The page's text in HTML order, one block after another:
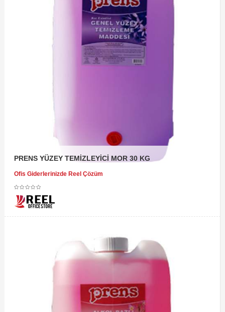
PRENS YÜZEY TEMİZLEYİCİ MOR 30 KG
Ofis Giderlerinizde Reel Çözüm